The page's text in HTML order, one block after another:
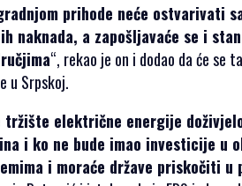
prihode neće ostvarivati
naknada, a zapošljavaće se i
“, rekao je on i dodao da će se
u Srpskoj.
tržište električne energije
i ko ne bude imao investicije u
i moraće države priskočiti